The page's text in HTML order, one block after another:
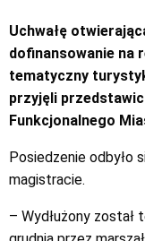
Uchwałę
dofinansowanie na
tematyczny
przyjęli
Funkcjonalnego
Posiedzenie odbyło
magistracie.
– Wydłużony został